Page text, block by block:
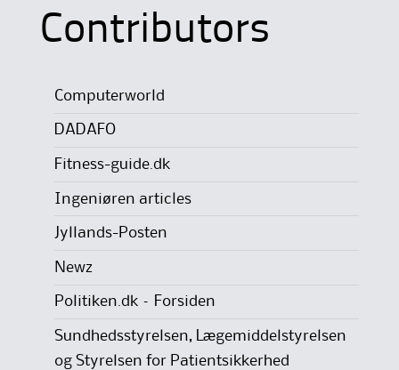
Contributors
Computerworld
DADAFO
Fitness-guide.dk
Ingeniøren articles
Jyllands-Posten
Newz
Politiken.dk – Forsiden
Sundhedsstyrelsen, Lægemiddelstyrelsen
og Styrelsen for Patientsikkerhed